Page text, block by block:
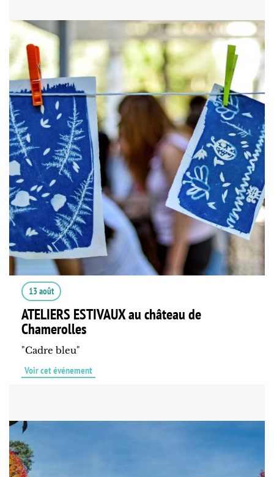
13 août
ATELIERS ESTIVAUX au château de
Chamerolles
"Cadre bleu"
Voir cet événement